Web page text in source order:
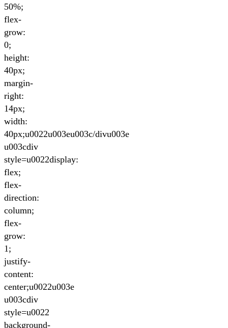
50%;
flex-
grow:
0;
height:
40px;
margin-
right:
14px;
width:
40px;u0022u003eu003c/divu003e
u003cdiv
style=u0022display:
flex;
flex-
direction:
column;
flex-
grow:
1;
justify-
content:
center;u0022u003e
u003cdiv
style=u0022
background-